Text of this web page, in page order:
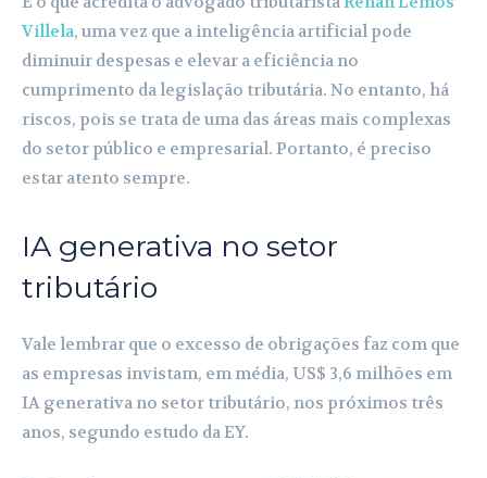
Villela, uma vez que a inteligência artificial pode
diminuir despesas e elevar a eficiência no
cumprimento da legislação tributária. No entanto, há
riscos, pois se trata de uma das áreas mais complexas
do setor público e empresarial. Portanto, é preciso
estar atento sempre.
IA generativa no setor
tributário
Vale lembrar que o excesso de obrigações faz com que
as empresas invistam, em média, US$ 3,6 milhões em
IA generativa no setor tributário, nos próximos três
anos, segundo estudo da EY.